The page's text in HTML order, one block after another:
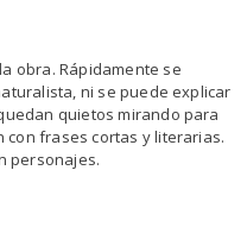
obra. Rápidamente se
ni se puede explicar
quietos mirando para
con frases cortas y literarias.
personajes.